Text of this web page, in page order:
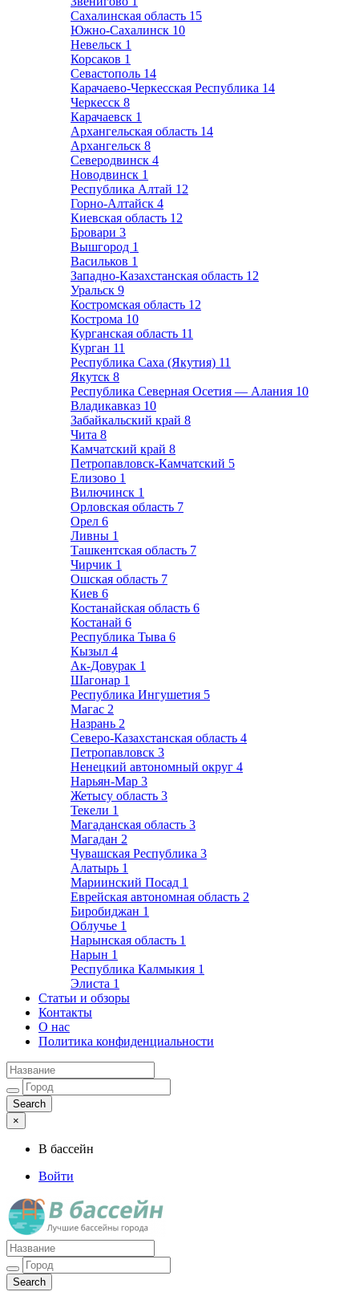
Сахалинская область 15
Южно-Сахалинск 10
Невельск 1
Корсаков 1
Севастополь 14
Карачаево-Черкесская Республика 14
Черкесск 8
Карачаевск 1
Архангельская область 14
Архангельск 8
Северодвинск 4
Новодвинск 1
Республика Алтай 12
Горно-Алтайск 4
Киевская область 12
Бровари 3
Вышгород 1
Васильков 1
Западно-Казахстанская область 12
Уральск 9
Костромская область 12
Кострома 10
Курганская область 11
Курган 11
Республика Саха (Якутия) 11
Якутск 8
Республика Северная Осетия — Алания 10
Владикавказ 10
Забайкальский край 8
Чита 8
Камчатский край 8
Петропавловск-Камчатский 5
Елизово 1
Вилючинск 1
Орловская область 7
Орел 6
Ливны 1
Ташкентская область 7
Чирчик 1
Ошская область 7
Киев 6
Костанайская область 6
Костанай 6
Республика Тыва 6
Кызыл 4
Ак-Довурак 1
Шагонар 1
Республика Ингушетия 5
Магас 2
Назрань 2
Северо-Казахстанская область 4
Петропавловск 3
Ненецкий автономный округ 4
Нарьян-Мар 3
Жетысу область 3
Текели 1
Магаданская область 3
Магадан 2
Чувашская Республика 3
Алатырь 1
Мариинский Посад 1
Еврейская автономная область 2
Биробиджан 1
Облучье 1
Нарынская область 1
Нарын 1
Республика Калмыкия 1
Элиста 1
Статьи и обзоры
Контакты
О нас
Политика конфиденциальности
×
В бассейн
Войти
Лучшие бассейны города